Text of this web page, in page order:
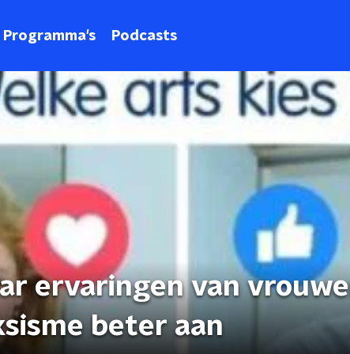
Programma's Podcasts
ervaringen van
beter aan